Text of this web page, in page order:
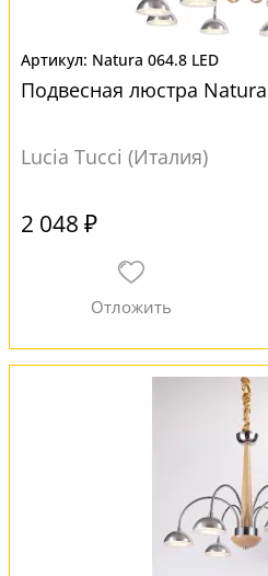
Natura 064.8 LED
Подвесная люстра
Lucia Tucci (Италия)
2 048 ₽